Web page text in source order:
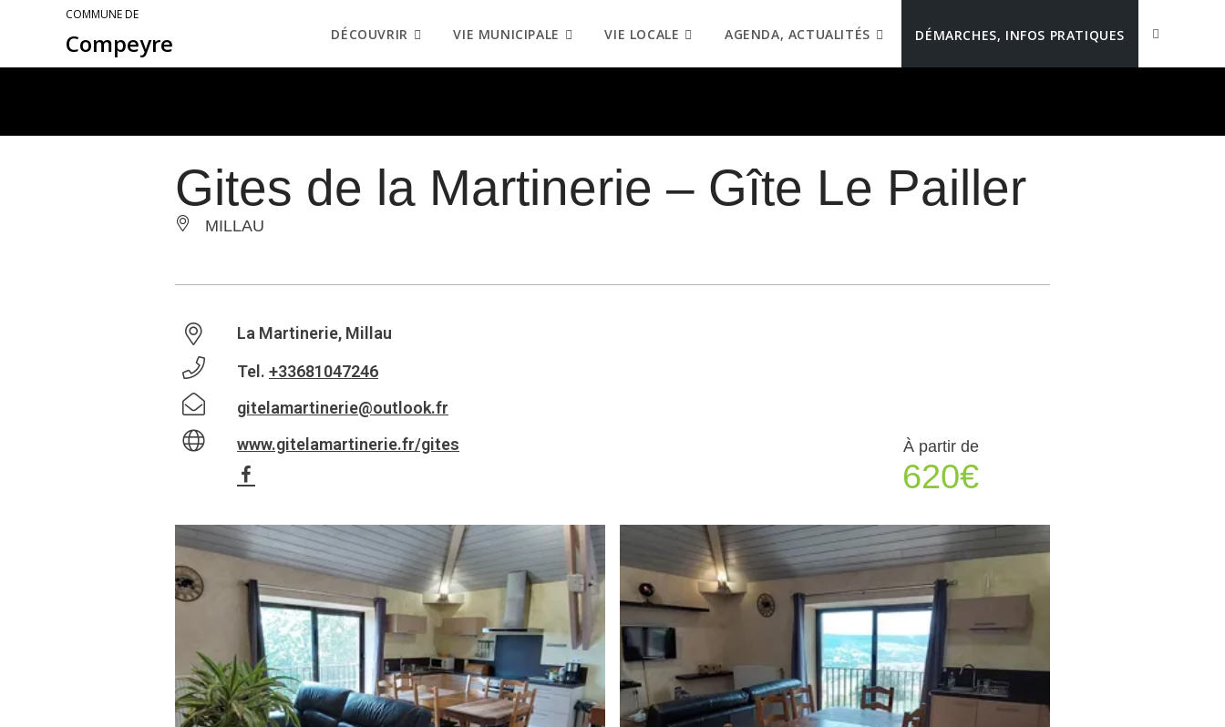
COMMUNE DE
Compeyre DÉCOUVRIR VIE MUNICIPALE VIE LOCALE AGENDA, ACTUALITÉS DÉMARCHES, INFOS PRATIQUES
Gites de la Martinerie – Gîte Le Pailler
MILLAU
La Martinerie, Millau
Tel. +33681047246
gitelamartinerie@outlook.fr
www.gitelamartinerie.fr/gites
À partir de
620€